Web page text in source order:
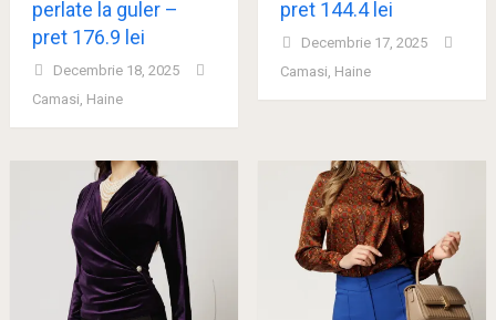
perlate la guler –
pret 176.9 lei
Decembrie 18, 2025
Camasi, Haine
pret 144.4 lei
Decembrie 17, 2025
Camasi, Haine